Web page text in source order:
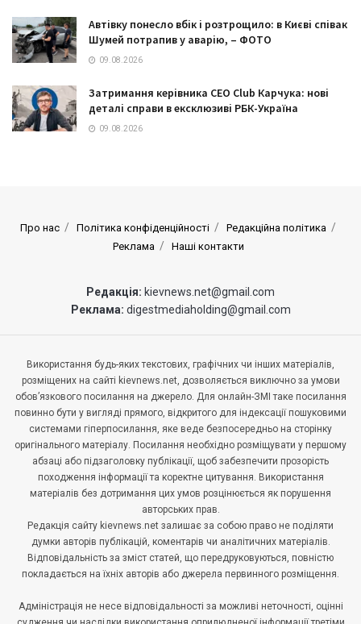
Автівку понесло вбік і розтрощило: в Києві співак
Шумей потрапив у аварію, – ФОТО
09.08.2026
Затримання керівника CEO Club Карчука: нові
деталі справи в ексклюзиві РБК-Україна
09.08.2026
Про нас Політика конфіденційності
Редакційна політика
Реклама
Наші контакти
Редакція: kievnews.net@gmail.com
Реклама: digestmediaholding@gmail.com
Використання будь-яких текстових, графічних чи інших матеріалів,
розміщених на сайті kievnews.net, дозволяється виключно за умови
обов’язкового посилання на джерело. Для онлайн-ЗМІ таке посилання
повинно бути у вигляді прямого, відкритого для індексації пошуковими
системами гіперпосилання, яке веде безпосередньо на сторінку
оригінального матеріалу. Посилання необхідно розміщувати у першому
абзаці або підзаголовку публікації, щоб забезпечити прозорість
походження інформації та коректне цитування. Використання
матеріалів без дотримання цих умов розцінюється як порушення
авторських прав.
Редакція сайту kievnews.net залишає за собою право не поділяти
думки авторів публікацій, коментарів чи аналітичних матеріалів.
Відповідальність за зміст статей, що передруковуються, повністю
покладається на їхніх авторів або джерела первинного розміщення.
Адміністрація не несе відповідальності за можливі неточності, оцінні